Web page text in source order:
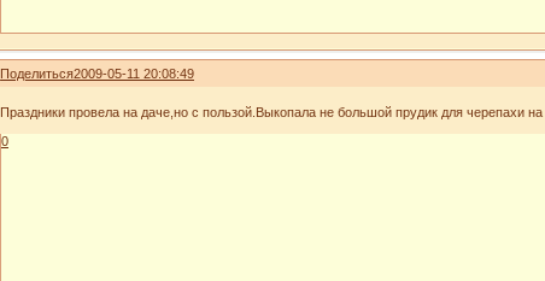
Поделиться2009-05-11 20:08:49
Праздники провела на даче,но с пользой.Выкопала не большой прудик для черепахи
0